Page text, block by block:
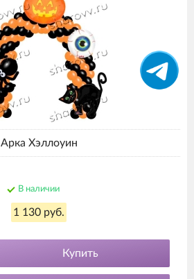
Арка Хэллоуин
В наличии
1 130 руб.
Купить